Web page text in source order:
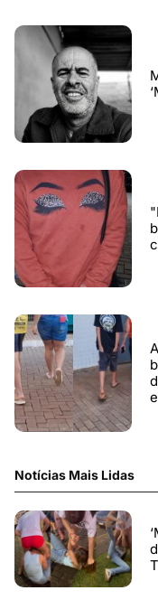
Notícias Mais Lidas